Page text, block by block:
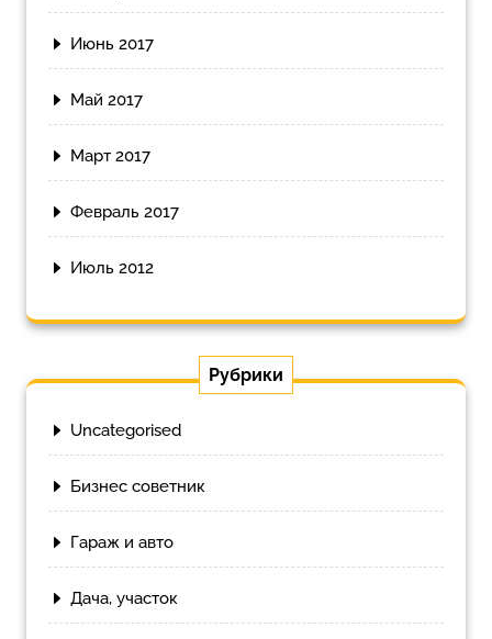
Июнь 2017
Май 2017
Март 2017
Февраль 2017
Июль 2012
Рубрики
Uncategorised
Бизнес советник
Гараж и авто
Дача, участок